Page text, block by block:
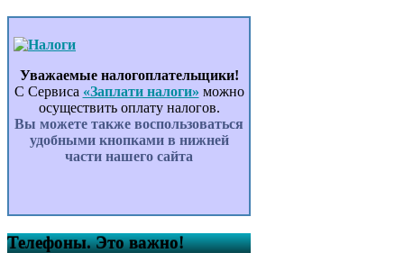
Уважаемые налогоплательщики!
С Сервиса «Заплати налоги» можно
осуществить оплату налогов.
Вы можете также воспользоваться
удобными кнопками в нижней
части нашего сайта
Телефоны. Это важно!